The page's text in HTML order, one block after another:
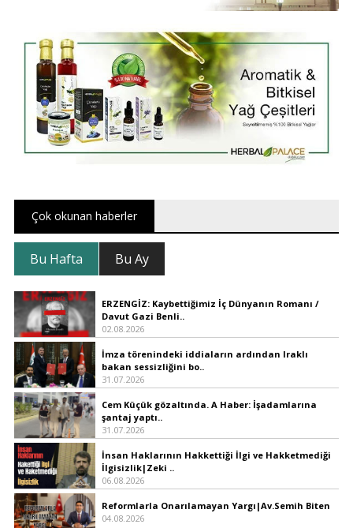
Çok okunan haberler
Bu Hafta Bu Ay
ERZENGİZ: Kaybettiğimiz İç Dünyanın Romanı /
Davut Gazi Benli..
02.08.2026
İmza törenindeki iddiaların ardından Iraklı
bakan sessizliğini bo..
31.07.2026
Cem Küçük gözaltında. A Haber: İşadamlarına
şantaj yaptı..
31.07.2026
İnsan Haklarının Hakkettiği İlgi ve Hakketmediği
İlgisizlik|Zeki ..
06.08.2026
Reformlarla Onarılamayan Yargı|Av.Semih Biten
04.08.2026